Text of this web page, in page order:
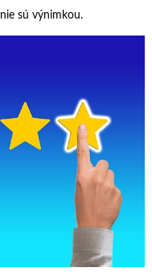
nie sú výnimkou.